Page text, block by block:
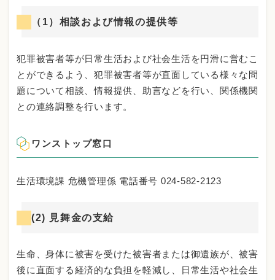
（1）相談および情報の提供等
犯罪被害者等が日常生活および社会生活を円滑に営むこ
とができるよう、犯罪被害者等が直面している様々な問
題について相談、情報提供、助言などを行い、関係機関
との連絡調整を行います。
ワンストップ窓口
生活環境課 危機管理係 電話番号 024-582-2123
(2) 見舞金の支給
生命、身体に被害を受けた被害者または御遺族が、被害
後に直面する経済的な負担を軽減し、日常生活や社会生